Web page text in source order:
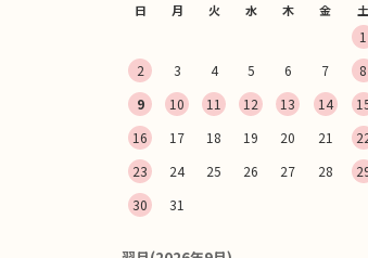
日 月 火 水 木 金 土
1
2
3 4 5 6 7
8
9
10 11 12 13 14
16
17 18 19 20 21
23
24 25 26 27 28
30
31